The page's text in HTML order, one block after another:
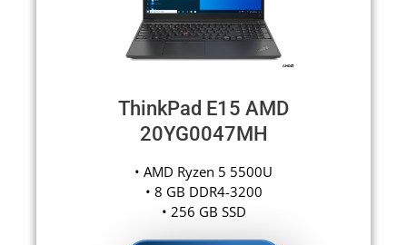
ThinkPad E15 AMD
20YG0047MH
• AMD Ryzen 5 5500U
• 8 GB DDR4-3200
• 256 GB SSD